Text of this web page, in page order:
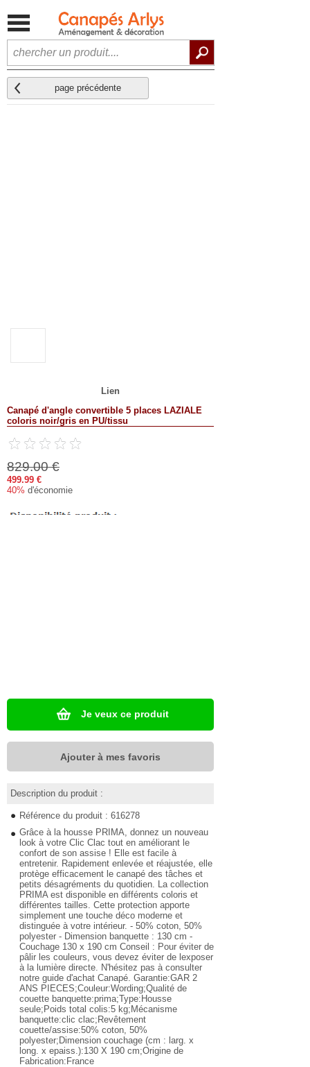
page précédente
Lien
Canapé d'angle convertible 5 places LAZIALE
coloris noir/gris en PU/tissu
829.00 €
499.99 €
40% d'économie
Je veux ce produit
Ajouter à mes favoris
Description du produit :
Référence du produit : 616278
Grâce à la housse PRIMA, donnez un nouveau
look à votre Clic Clac tout en améliorant le
confort de son assise ! Elle est facile à
entretenir. Rapidement enlevée et réajustée, elle
protège efficacement le canapé des tâches et
petits désagréments du quotidien. La collection
PRIMA est disponible en différents coloris et
différentes tailles. Cette protection apporte
simplement une touche déco moderne et
distinguée à votre intérieur. - 50% coton, 50%
polyester - Dimension banquette : 130 cm -
Couchage 130 x 190 cm Conseil : Pour éviter de
pâlir les couleurs, vous devez éviter de lexposer
à la lumière directe. N'hésitez pas à consulter
notre guide d'achat Canapé. Garantie:GAR 2
ANS PIECES;Couleur:Wording;Qualité de
couette banquette:prima;Type:Housse
seule;Poids total colis:5 kg;Mécanisme
banquette:clic clac;Revêtement
couette/assise:50% coton, 50%
polyester;Dimension couchage (cm : larg. x
long. x epaiss.):130 X 190 cm;Origine de
Fabrication:France